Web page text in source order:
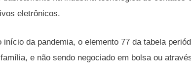
e
b
o
o
k
gr
a
m
y
n
k
eletrônicos.
início da pandemia, o elemento 77 da tabela
e não sendo negociado em bolsa ou